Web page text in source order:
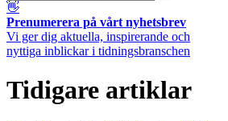
👋
Prenumerera på vårt nyhetsbrev
Vi ger dig aktuella, inspirerande och
nyttiga inblickar i tidningsbranschen
Tidigare artiklar